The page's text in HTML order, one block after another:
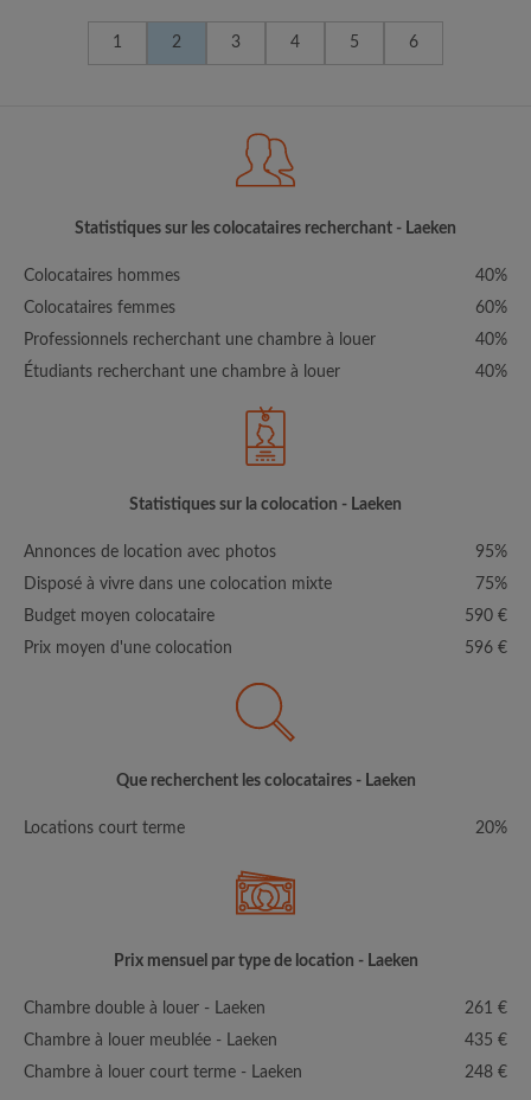
1 2 3 4 5 6
Statistiques sur les colocataires recherchant - Laeken
Colocataires hommes
40%
Colocataires femmes
60%
Professionnels recherchant une chambre à louer
40%
Étudiants recherchant une chambre à louer
40%
Statistiques sur la colocation - Laeken
Annonces de location avec photos
95%
Disposé à vivre dans une colocation mixte
75%
Budget moyen colocataire
590 €
Prix moyen d'une colocation
596 €
Que recherchent les colocataires - Laeken
Locations court terme 20%
Prix mensuel par type de location - Laeken
Chambre double à louer - Laeken
261 €
Chambre à louer meublée - Laeken
435 €
Chambre à louer court terme - Laeken
248 €